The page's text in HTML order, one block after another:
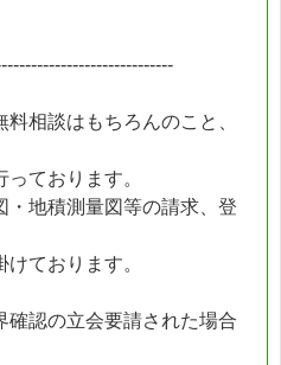
相談はもちろんのこと、
ております。
・地積測量図等の請求、登
ております。
確認の立会要請された場合